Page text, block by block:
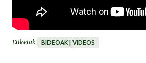
Etiketak BIDEOAK | VIDEOS